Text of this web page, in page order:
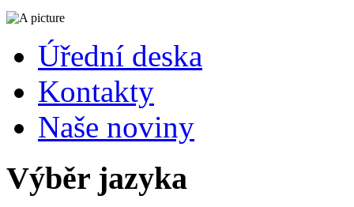
Úřední deska
Kontakty
Naše noviny
Výběr jazyka